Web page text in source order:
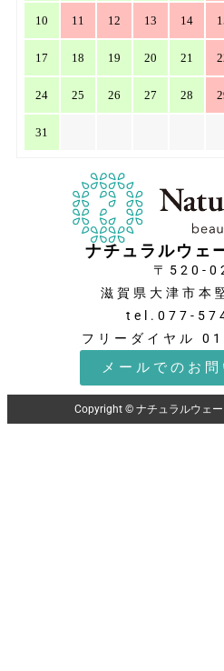
ナチュラルウェ
〒520-
滋賀県大津市本
tel.077-
フリーダイヤル
メールでのお
10 11 12 13 14
17 18 19 20 21
24 25 26 27 28
31
Copyright © ナチュラルウェー